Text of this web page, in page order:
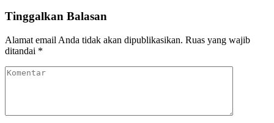
Tinggalkan Balasan
Alamat email Anda tidak akan dipublikasikan. Ruas yang wajib
ditandai *